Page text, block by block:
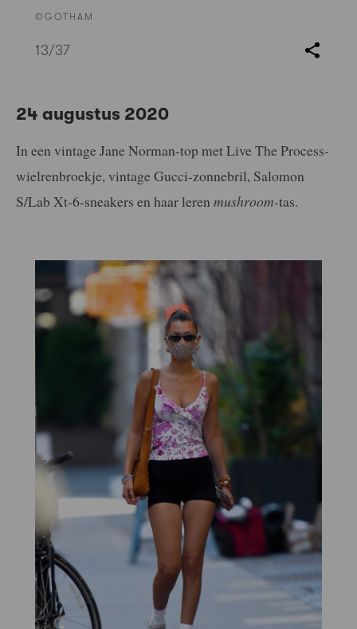
©GOTHAM
13/37
24 augustus 2020
In een vintage Jane Norman-top met Live The Process-
wielrenbroekje, vintage Gucci-zonnebril, Salomon
S/Lab Xt-6-sneakers en haar leren mushroom-tas.